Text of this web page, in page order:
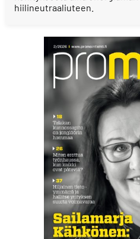
hiilineutraaliuteen.